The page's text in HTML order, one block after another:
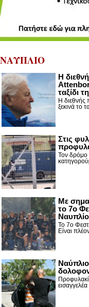
ΝΑΥΠΛΙΟ
Η
ταξίδι
Η
ξεκινά το
Στις
Τον δρόμο
Με
το 7ο
Το 7ο
Είναι